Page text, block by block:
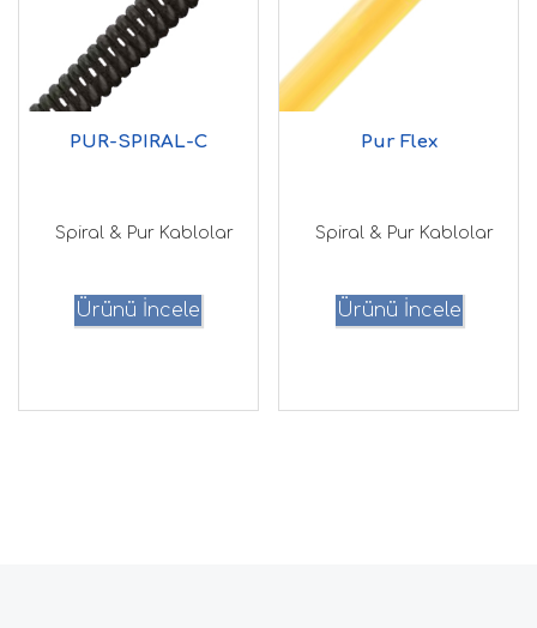
PUR-SPIRAL-C
Spiral & Pur Kablolar
Ürünü İncele
Pur Flex
Spiral & Pur Kablolar
Ürünü İncele